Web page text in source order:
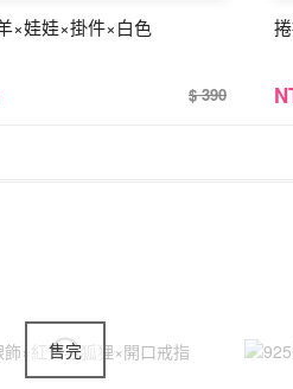
×娃娃×掛件×白色
$ 390